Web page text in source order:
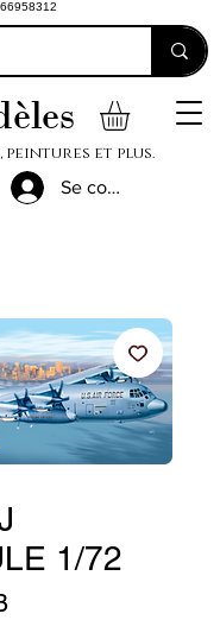
peintures et plus.
Se connecter
1/72
Prix